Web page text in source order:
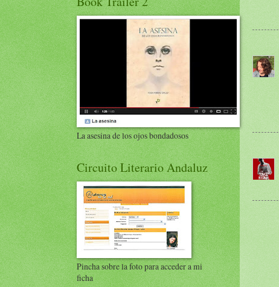
La asesina de los ojos bondadosos
Circuito Literario Andaluz
Pincha sobre la foto para acceder a mi
ficha